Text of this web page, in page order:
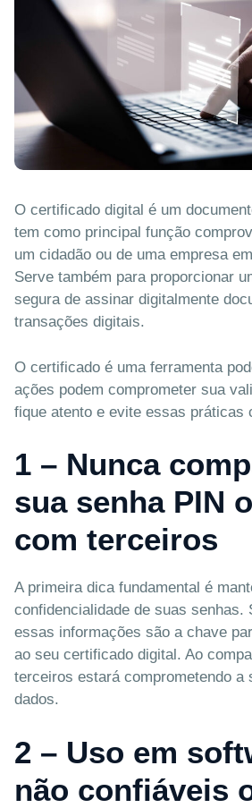
O certificado digital é um
tem como principal função
um cidadão ou de uma empresa
Serve também para proporcionar
segura de assinar digitalmente
transações digitais.
O certificado é uma ferramenta
ações podem comprometer sua
fique atento e evite essas práticas
1 – Nunca
sua senha PIN
com terceiros
A primeira dica fundamental é
confidencialidade de suas senhas.
essas informações são a chave
ao seu certificado digital. Ao
terceiros estará comprometendo a
dados.
2 – Uso em
não confiáveis